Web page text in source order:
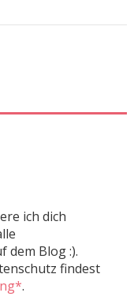
ich dich
dem Blog :).
findest
.